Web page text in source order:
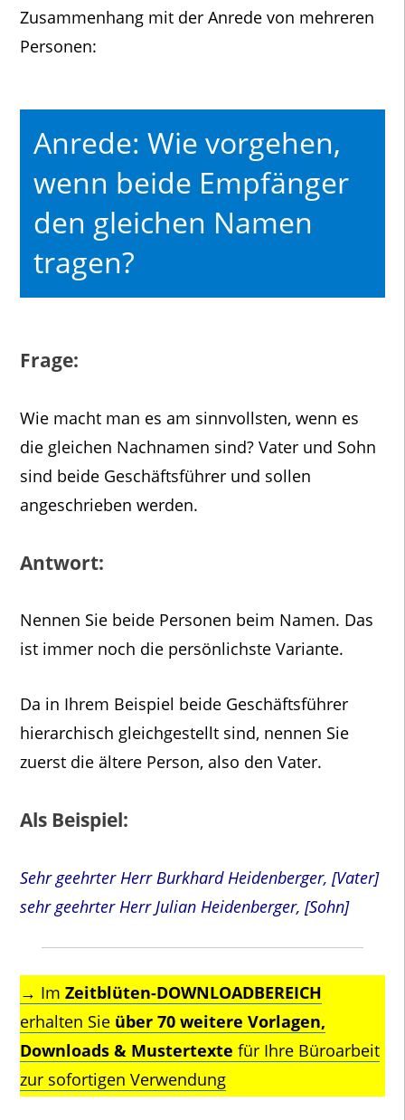
Zusammenhang mit der Anrede von mehreren
Personen:
Anrede: Wie vorgehen,
wenn beide Empfänger
den gleichen Namen
tragen?
Frage:
Wie macht man es am sinnvollsten, wenn es
die gleichen Nachnamen sind? Vater und Sohn
sind beide Geschäftsführer und sollen
angeschrieben werden.
Antwort:
Nennen Sie beide Personen beim Namen. Das
ist immer noch die persönlichste Variante.
Da in Ihrem Beispiel beide Geschäftsführer
hierarchisch gleichgestellt sind, nennen Sie
zuerst die ältere Person, also den Vater.
Als Beispiel:
Sehr geehrter Herr Burkhard Heidenberger, [Vater]
sehr geehrter Herr Julian Heidenberger, [Sohn]
→ Im Zeitblüten-DOWNLOADBEREICH
erhalten Sie über 70 weitere Vorlagen,
Downloads & Mustertexte für Ihre Büroarbeit
zur sofortigen Verwendung